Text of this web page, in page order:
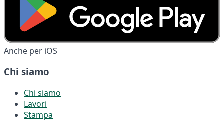
Anche per iOS
Chi siamo
Chi siamo
Lavori
Stampa